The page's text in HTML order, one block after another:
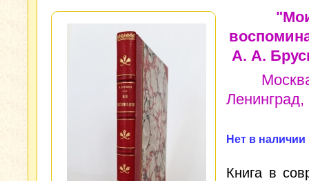
А. А.
Ленинград,
Нет в наличии
Книга в